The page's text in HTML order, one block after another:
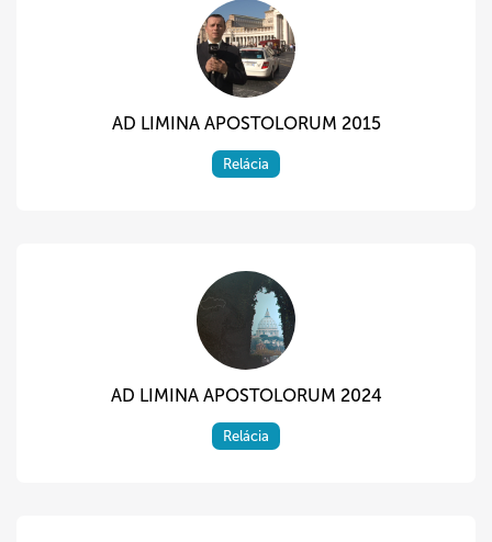
AD LIMINA APOSTOLORUM 2015
Relácia
AD LIMINA APOSTOLORUM 2024
Relácia